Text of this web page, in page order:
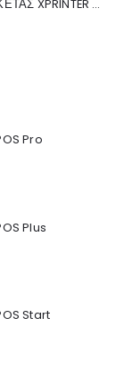
ΘΕΡΜΙΚΟΣ ΕΚΤΥΠΩΤΗΣ ΕΤΙΚΕΤΑΣ XPRINTER XP-420B
Pro
Plus
Start